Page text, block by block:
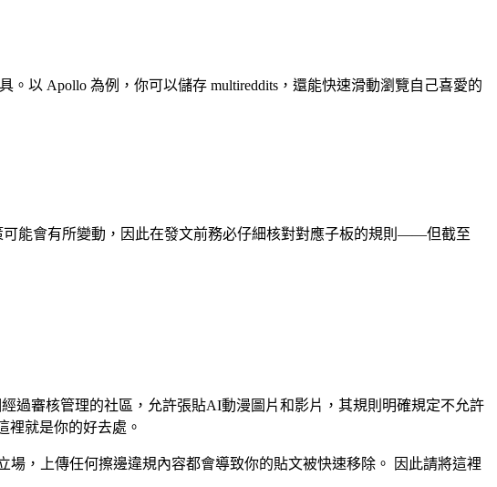
。以 Apollo 為例，你可以儲存 multireddits，還能快速滑動瀏覽自己喜愛的
能會有所變動，因此在發文前務必仔細核對對應子板的規則——但截至
過審核管理的社區，允許張貼AI動漫圖片和影片，其規則明確規定不允許
裡就是你的好去處。
，上傳任何擦邊違規內容都會導致你的貼文被快速移除。 因此請將這裡